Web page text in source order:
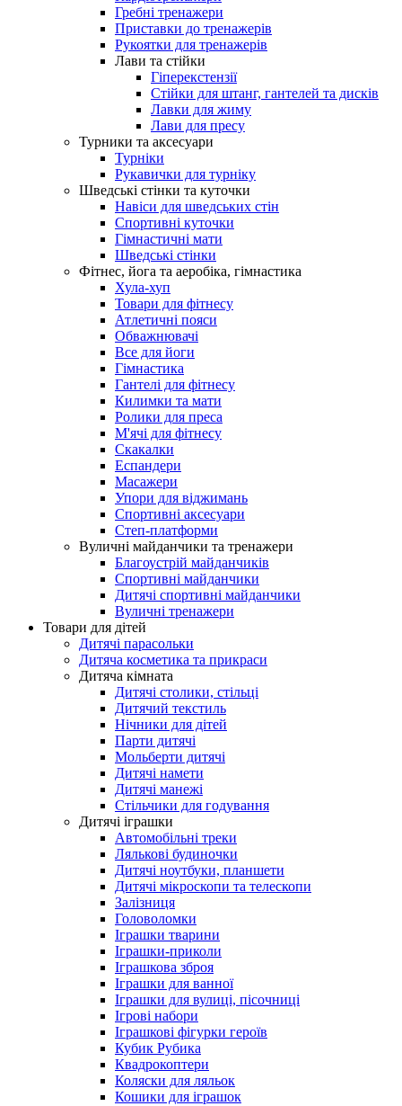
Гребні тренажери
Приставки до тренажерів
Рукоятки для тренажерів
Лави та стійки
Гіперекстензії
Стійки для штанг, гантелей та дисків
Лавки для жиму
Лави для пресу
Турники та аксесуари
Турніки
Рукавички для турніку
Шведські стінки та куточки
Навіси для шведських стін
Спортивні куточки
Гімнастичні мати
Шведські стінки
Фітнес, йога та аеробіка, гімнастика
Хула-хуп
Товари для фітнесу
Атлетичні пояси
Обважнювачі
Все для йоги
Гімнастика
Гантелі для фітнесу
Килимки та мати
Ролики для преса
М'ячі для фітнесу
Скакалки
Еспандери
Масажери
Упори для віджимань
Спортивні аксесуари
Степ-платформи
Вуличні майданчики та тренажери
Благоустрій майданчиків
Спортивні майданчики
Дитячі спортивні майданчики
Вуличні тренажери
Товари для дітей
Дитячі парасольки
Дитяча косметика та прикраси
Дитяча кімната
Дитячі столики, стільці
Дитячий текстиль
Нічники для дітей
Парти дитячі
Мольберти дитячі
Дитячі намети
Дитячі манежі
Стільчики для годування
Дитячі іграшки
Автомобільні треки
Лялькові будиночки
Дитячі ноутбуки, планшети
Дитячі мікроскопи та телескопи
Залізниця
Головоломки
Іграшки тварини
Іграшки-приколи
Іграшкова зброя
Іграшки для ванної
Іграшки для вулиці, пісочниці
Ігрові набори
Іграшкові фігурки героїв
Кубик Рубика
Квадрокоптери
Коляски для ляльок
Кошики для іграшок